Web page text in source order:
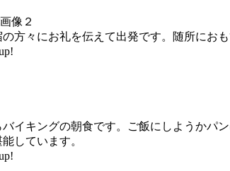
方々にお礼を伝えて出発です。随所にお
イキングの朝食です。ご飯にしようかパ
しています。